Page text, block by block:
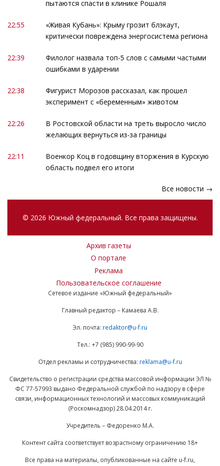
пытаются спасти в клинике Рошаля
22:55
«Живая Кубань»: Крыму грозит блэкаут,
критически повреждена энергосистема региона
22:39
Филолог назвала топ-5 слов с самыми частыми
ошибками в ударении
22:38
Фигурист Морозов рассказал, как прошел
эксперимент с «беременным» животом
22:26
В Ростовской области на треть выросло число
желающих вернуться из-за границы
22:11
Военкор Коц в годовщину вторжения в Курскую
область подвел его итоги
Все новости →
© 2026 Южный федеральный. Все права защищены.
Архив газеты
О портале
Реклама
Пользовательское соглашение
Сетевое издание «Южный федеральный»
Главный редактор – Камаева А.В.
Эл. почта: redaktor@u-f.ru
Тел.: +7 (985) 990-99-90
Отдел рекламы и сотрудничества: reklama@u-f.ru
Свидетельство о регистрации средства массовой информации ЭЛ №
ФС 77-57993 выдано Федеральной службой по надзору в сфере
связи, информационных технологий и массовых коммуникаций
(Роскомнадзор) 28.04.2014 г.
Учредитель – Федоренко М.А.
Контент сайта соответствует возрастному ограничению 18+
Все права на материалы, опубликованные на сайте u-f.ru,